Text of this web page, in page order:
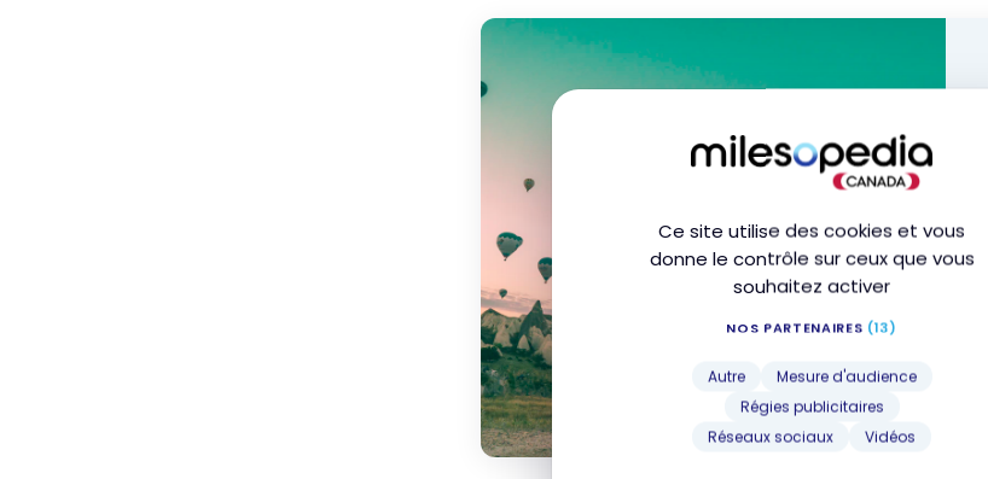
Ce site utilise des cookies et vous
donne le contrôle sur ceux que vous
souhaitez activer
NOS PARTENAIRES (13)
Autre
Mesure d'audience
Régies publicitaires
Réseaux sociaux
Vidéos